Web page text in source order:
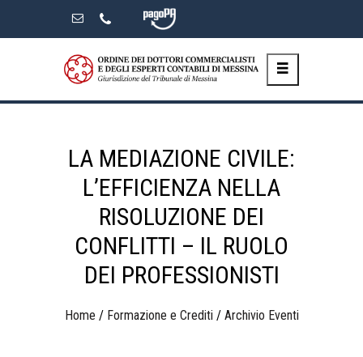
LA MEDIAZIONE CIVILE:
L’EFFICIENZA NELLA
RISOLUZIONE DEI
CONFLITTI – IL RUOLO
DEI PROFESSIONISTI
Home / Formazione e Crediti / Archivio Eventi